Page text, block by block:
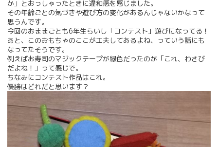
か」とおっしゃったときに違和感を感じました。
その年齢ごとの気づきや遊び方の変化があるんじゃないかなって
思うんです。
今回のおままごとも6年生らいし「コンテスト」遊びになってる！
あと、このおもちゃのここが工夫してあるよね、っていう話にも
なってたそうです。
例えばお寿司のマジックテープが緑色だったのが「これ、わさび
だよね！」って感じで。
ちなみにコンテスト作品はこれ。
優勝はどれだと思います？